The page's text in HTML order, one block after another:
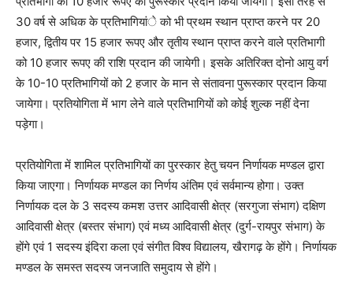
30 वर्ष से अधिक के प्रतिभागियांे को भी प्रथम स्थान प्राप्त करने पर 20
हजार, द्वितीय पर 15 हजार रूपए और तृतीय स्थान प्राप्त करने वाले प्रतिभागी
को 10 हजार रूपए की राशि प्रदान की जायेगी। इसके अतिरिक्त दोनो आयु वर्ग
के 10-10 प्रतिभागियों को 2 हजार के मान से संतावना पुरूस्कार प्रदान किया
जायेगा। प्रतियोगिता में भाग लेने वाले प्रतिभागियों को कोई शुल्क नहीं देना
पड़ेगा।
प्रतियोगिता में शामिल प्रतिभागियों का पुरस्कार हेतु चयन निर्णायक मण्डल द्वारा
किया जाएगा। निर्णायक मण्डल का निर्णय अंतिम एवं सर्वमान्य होगा। उक्त
निर्णायक दल के 3 सदस्य कमश उत्तर आदिवासी क्षेत्र (सरगुजा संभाग) दक्षिण
आदिवासी क्षेत्र (बस्तर संभाग) एवं मध्य आदिवासी क्षेत्र (दुर्ग-रायपुर संभाग) के
होंगे एवं 1 सदस्य इंदिरा कला एवं संगीत विश्व विद्यालय, खैरागढ़ के होंगे। निर्णायक
मण्डल के समस्त सदस्य जनजाति समुदाय से होंगे।